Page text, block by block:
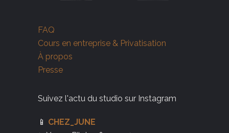
FAQ
Cours en entreprise & Privatisation
À propos
Presse
Suivez l'actu du studio sur Instagram
📱 CHEZ_JUNE